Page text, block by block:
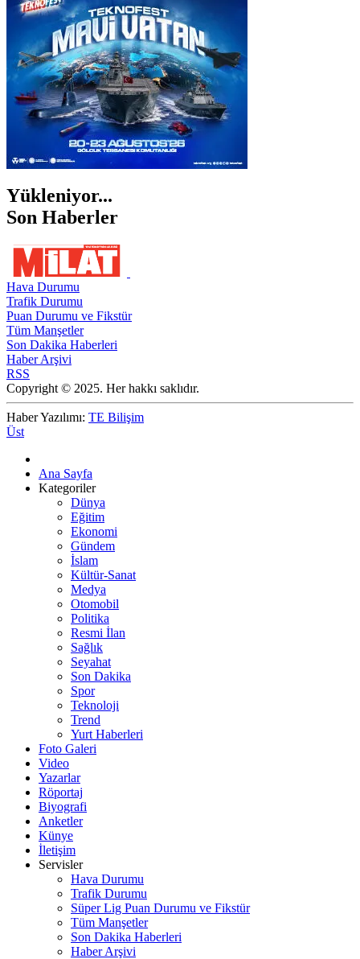
ŞANLIURFA
ŞIRNAK
Yükleniyor...
Son Haberler
Hava Durumu
Trafik Durumu
Puan Durumu ve Fikstür
Tüm Manşetler
Son Dakika Haberleri
Haber Arşivi
RSS
Copyright © 2025. Her hakkı saklıdır.
Haber Yazılımı: TE Bilişim
Üst
Ana Sayfa
Kategoriler
Dünya
Eğitim
Ekonomi
Gündem
İslam
Kültür-Sanat
Medya
Otomobil
Politika
Resmi İlan
Sağlık
Seyahat
Son Dakika
Spor
Teknoloji
Trend
Yurt Haberleri
Foto Galeri
Video
Yazarlar
Röportaj
Biyografi
Anketler
Künye
İletişim
Servisler
Hava Durumu
Trafik Durumu
Süper Lig Puan Durumu ve Fikstür
Tüm Manşetler
Son Dakika Haberleri
Haber Arşivi